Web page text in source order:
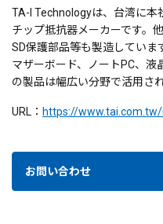
TA-I Technologyは、台湾に本
チップ抵抗器メーカーです。
SD保護部品等も製造していま
マザーボード、ノートPC、液
の製品は幅広い分野で活用さ
URL： https://www.tai.com.tw/
お問い合わせ